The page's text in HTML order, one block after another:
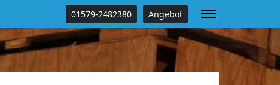
01579-2482380 Angebot